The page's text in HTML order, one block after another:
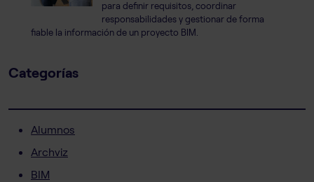
para definir requisitos, coordinar
responsabilidades y gestionar de forma
fiable la información de un proyecto BIM.
Categorías
Alumnos
Archviz
BIM